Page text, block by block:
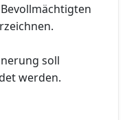
soll
werden.